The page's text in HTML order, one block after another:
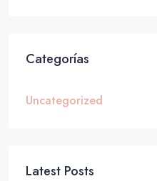
Categorías
Uncategorized
Latest Posts